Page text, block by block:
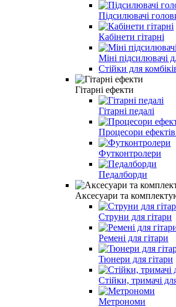
Підсилювачі
Кабінети гітарні
Міні підсилювачі
Стійки для
Гітарні ефекти
Гітарні педалі
Процесори ефектів
Футконтролери
Педалборди
Аксесуари та
Струни для гітари
Ремені для гітари
Тюнери для гітари
Стійки, тримачі
Метрономи